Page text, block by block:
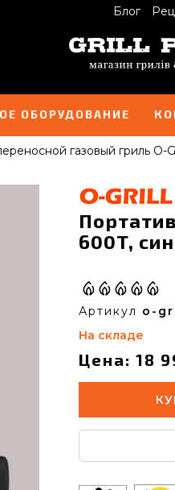
Блог
ОБОРУДОВАНИЕ
газовый гриль O-
600T,
Артикул o-
На складе
Цена: 18